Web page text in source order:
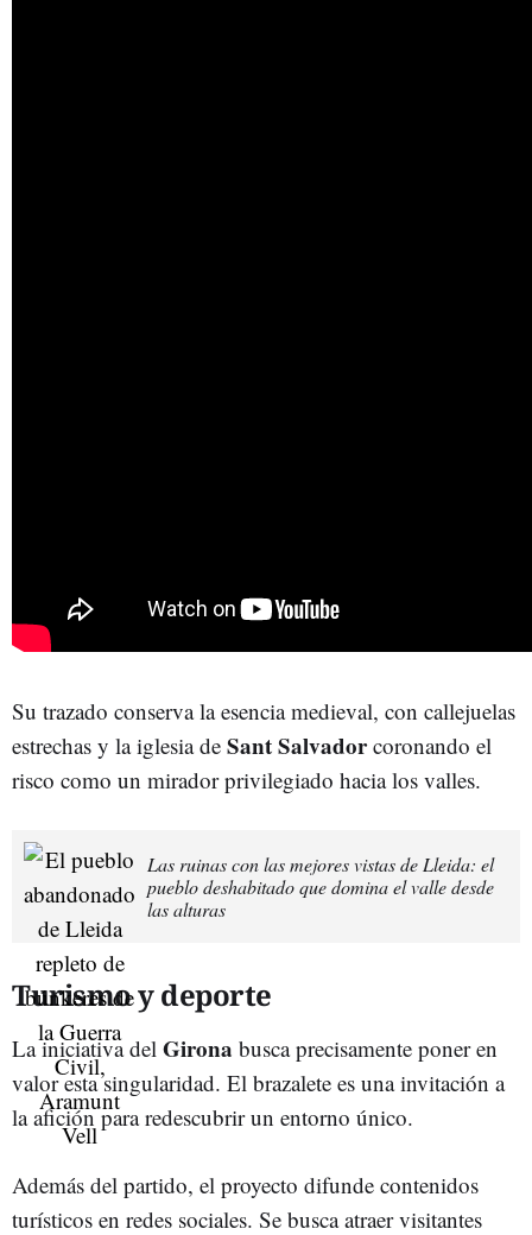
Su trazado conserva la esencia medieval, con callejuelas
estrechas y la iglesia de Sant Salvadorcoronando el
risco como un mirador privilegiado hacia los valles.
Las ruinas con las mejores vistas de Lleida: el
pueblo deshabitado que domina el valle desde
las alturas
Turismo y deporte
La iniciativa del Girona busca precisamente poner en
valor esta singularidad. El brazalete es una invitación a
la afición para redescubrir un entorno único.
Además del partido, el proyecto difunde contenidos
turísticos en redes sociales. Se busca atraer visitantes